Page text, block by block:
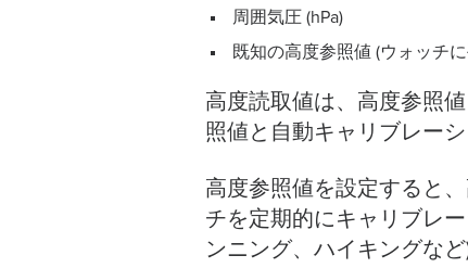
周囲気圧 (hPa)
既知の高度参照値 (ウォッチ
高度読取値は、高度参照
照値と自動キャリブレー
高度参照値を設定すると
チを定期的にキャリブレ
ンニング、ハイキングな